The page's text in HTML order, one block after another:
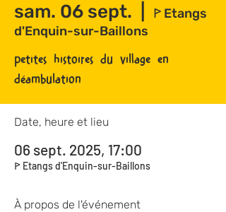
sam. 06 sept.
ꚰ Etangs
d'Enquin-sur-Baillons
petites histoires du village en
déambulation
Date, heure et lieu
06 sept. 2025, 17:00
ꚰ Etangs d'Enquin-sur-Baillons
À propos de l'événement